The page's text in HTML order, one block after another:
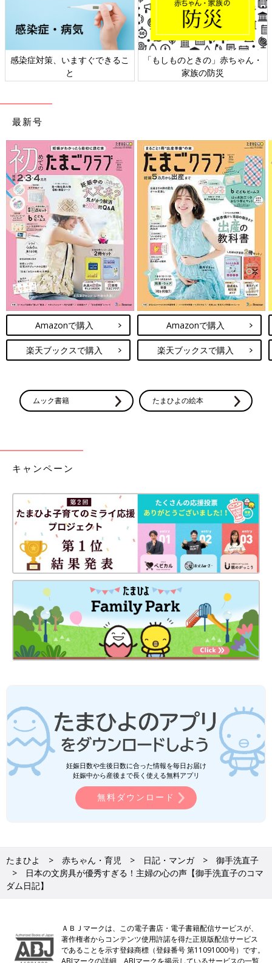
感染症対策、いますぐできるこ
と
「もしものときの」赤ちゃん・
家族の防災
最新号
Amazonで購入
楽天ブックスで購入
Amazonで購入
楽天ブックスで購入
ムック書籍 たまひよの絵本
キャンペーン
妊娠日数や生後日数に合った情報を毎日お届け
妊娠中から産後まで長く使える無料アプリ
無料ダウンロード
たまひよ 赤ちゃん・育児 日記・マンガ
御手洗直子
日本の文房具が優秀すぎる！主婦の心の声【御手洗直子のコマ
ダム日記】
ＡＢＪマークは、この電子書店・電子書籍配信サービスが、
著作権者からコンテンツ使用許諾を得た正規版配信サービス
であることを示す登録商標（登録番号 第11091000号）です。